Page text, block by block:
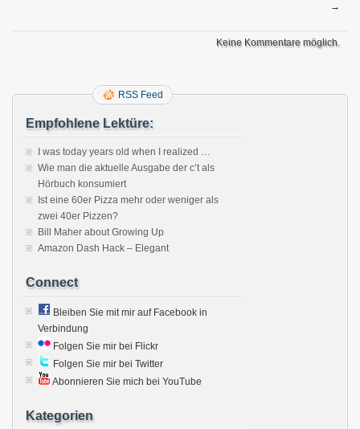
→
Keine Kommentare möglich.
RSS Feed
Empfohlene Lektüre:
I was today years old when I realized …
Wie man die aktuelle Ausgabe der c’t als
Hörbuch konsumiert
Ist eine 60er Pizza mehr oder weniger als
zwei 40er Pizzen?
Bill Maher about Growing Up
Amazon Dash Hack – Elegant
Connect
Bleiben Sie mit mir auf Facebook in
Verbindung
Folgen Sie mir bei Flickr
Folgen Sie mir bei Twitter
Abonnieren Sie mich bei YouTube
Kategorien